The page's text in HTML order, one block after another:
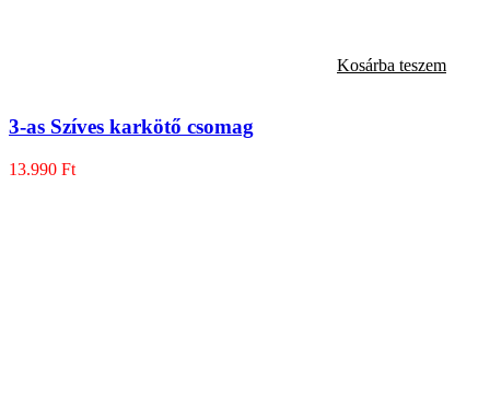
Kosárba teszem
3-as Szíves karkötő csomag
13.990 Ft